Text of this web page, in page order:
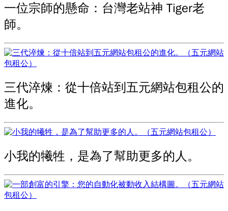
一位宗師的懸命：台灣老站神 Tiger老
師。
三代淬煉：從十倍站到五元網站包租公的
進化。
小我的犧牲，是為了幫助更多的人。